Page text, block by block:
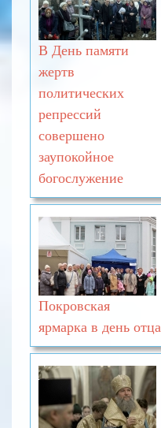
В День памяти
жертв
политических
репрессий
совершено
заупокойное
богослужение
Покровская
ярмарка в день отца